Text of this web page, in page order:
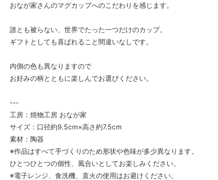
おなが家さんのマグカップへのこだわりを感じます。
誰とも被らない、世界でたった一つだけのカップ。
ギフトとしても喜ばれること間違いなしです。
内側の色も異なりますので
お好みの柄とともに楽しんでお選びください。
---
工房：焼物工房 おなが家
サイズ：口径約9.5cm×高さ約7.5cm
素材：陶器
※作品はすべて手づくりのため形状や色味が多少異なります。
ひとつひとつの個性、風合いとしてお楽しみください。
※電子レンジ、食洗機、直火の使用はお避けください。